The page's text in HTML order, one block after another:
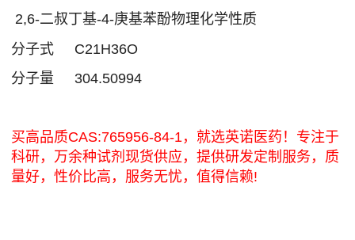
2,6-二叔丁基-4-庚基苯酚物理化学性质
分子式
C21H36O
分子量
304.50994
买高品质CAS:765956-84-1，就选英诺医药！专注于
科研，万余种试剂现货供应，提供研发定制服务，质
量好，性价比高，服务无忧，值得信赖!